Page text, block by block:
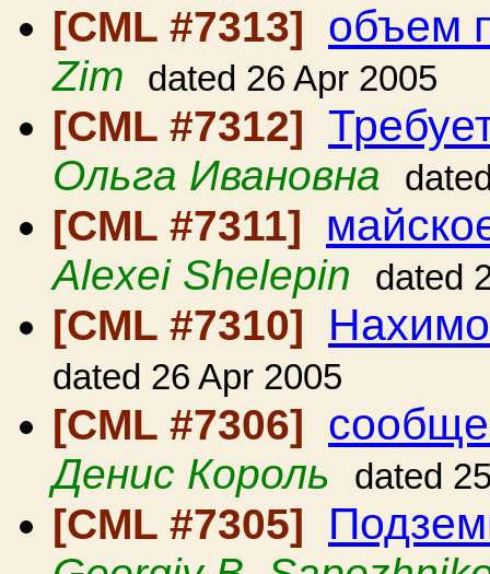
[CML #7313] объем
Zim dated 26 Apr 2005
[CML #7312]
Ольга Ивановна
[CML #7311]
Alexei Shelepin dated
[CML #7310]
dated 26 Apr 2005
[CML #7306]
Денис Король dated
[CML #7305]